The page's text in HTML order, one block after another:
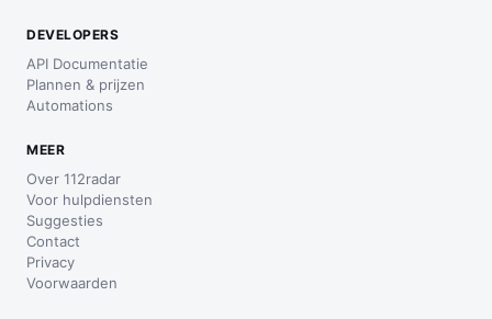
DEVELOPERS
API Documentatie
Plannen & prijzen
Automations
MEER
Over 112radar
Voor hulpdiensten
Suggesties
Contact
Privacy
Voorwaarden